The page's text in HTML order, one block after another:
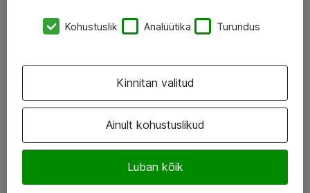
Atea kontaktid
Jälgi meid
LinkedIn
Kohustuslik Analüütika Turundus
Ainult kohustuslikud
Luban kõik
Kinnitan valitud